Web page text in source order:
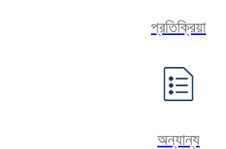
প্রতিক্রিয়া
অন্যান্য